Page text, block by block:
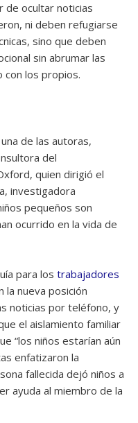
de ocultar noticias
ni deben refugiarse
sino que deben
sin abrumar las
con los propios.
de las autoras,
del
quien dirigió el
investigadora
pequeños son
ocurrido en la vida de
para los trabajadores
la nueva posición
noticias por teléfono, y
el aislamiento familiar
“los niños estarían aún
enfatizaron la
fallecida dejó niños a
ayuda al miembro de la